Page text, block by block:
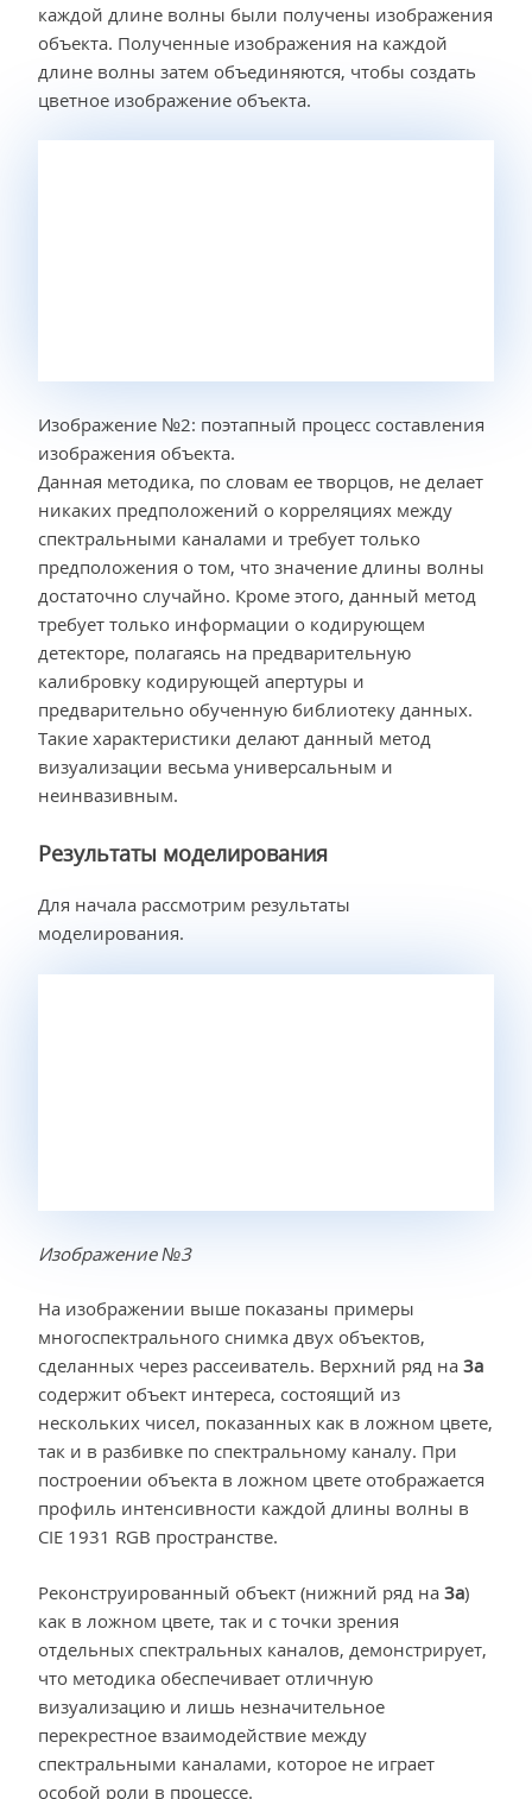
каждой длине волны были получены изображения
объекта. Полученные изображения на каждой
длине волны затем объединяются, чтобы создать
цветное изображение объекта.
Изображение №2: поэтапный процесс составления
изображения объекта.
Данная методика, по словам ее творцов, не делает
никаких предположений о корреляциях между
спектральными каналами и требует только
предположения о том, что значение длины волны
достаточно случайно. Кроме этого, данный метод
требует только информации о кодирующем
детекторе, полагаясь на предварительную
калибровку кодирующей апертуры и
предварительно обученную библиотеку данных.
Такие характеристики делают данный метод
визуализации весьма универсальным и
неинвазивным.
Результаты моделирования
Для начала рассмотрим результаты
моделирования.
Изображение №3
На изображении выше показаны примеры
многоспектрального снимка двух объектов,
сделанных через рассеиватель. Верхний ряд на 3а
содержит объект интереса, состоящий из
нескольких чисел, показанных как в ложном цвете,
так и в разбивке по спектральному каналу. При
построении объекта в ложном цвете отображается
профиль интенсивности каждой длины волны в
CIE 1931 RGB пространстве.
Реконструированный объект (нижний ряд на 3а)
как в ложном цвете, так и с точки зрения
отдельных спектральных каналов, демонстрирует,
что методика обеспечивает отличную
визуализацию и лишь незначительное
перекрестное взаимодействие между
спектральными каналами, которое не играет
особой роли в процессе.